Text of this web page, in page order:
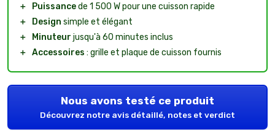
＋
Puissancede 1 500 W pour une cuisson rapide
＋
Design simple et élégant
＋
Minuteur jusqu'à 60 minutes inclus
＋ Accessoires : grille et plaque de cuisson fournis
Nous avons testé ce produit
Découvrez notre avis détaillé, notes et verdict